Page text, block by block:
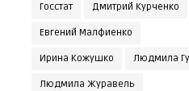
Госстат Дмитрий Курченко
Евгений Малфиенко
Ирина Кожушко Людмила
Людмила Журавель